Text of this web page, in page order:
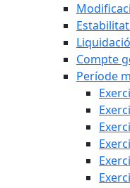
Compte
Període